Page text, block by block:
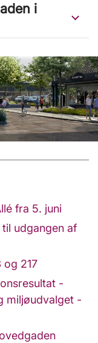
i
fra 5. juni
og 217
miljøudvalget -